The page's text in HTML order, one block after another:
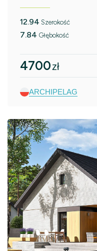
12.94 Szerokość
7.84 Głębokość
4700zł
ARCHIPELAG